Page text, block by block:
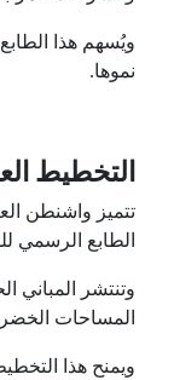
ويُسهم هذا
نموها.
التخطيط
تتميز واشنطن
الطابع الرسمي
وتنتشر المباني
المساحات
ويمنح هذا